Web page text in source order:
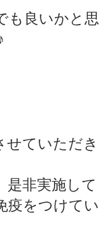
も良いかと思
せていただき
是非実施して
疫をつけてい